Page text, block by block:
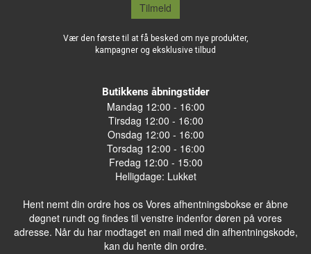
Tilmeld
Vær den første til at få besked om nye produkter,
kampagner og eksklusive tilbud
Butikkens åbningstider
Mandag 12:00 - 16:00
Tirsdag 12:00 - 16:00
Onsdag 12:00 - 16:00
Torsdag 12:00 - 16:00
Fredag 12:00 - 15:00
Helligdage: Lukket
Hent nemt din ordre hos os Vores afhentningsbokse er åbne
døgnet rundt og findes til venstre indenfor døren på vores
adresse. Når du har modtaget en mail med din afhentningskode,
kan du hente din ordre.